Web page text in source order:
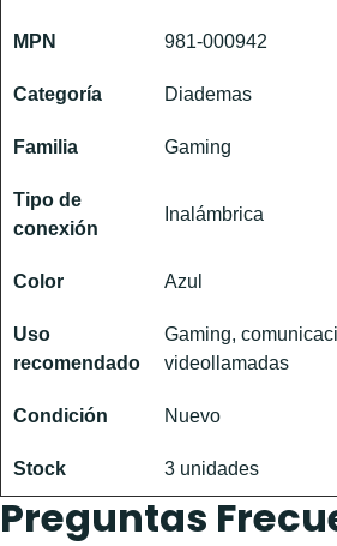
MPN 981-000942
Categoría Diademas
Familia Gaming
Tipo de
conexión
Inalámbrica
Color Azul
Uso
recomendado
Gaming,
videollamadas
Condición Nuevo
Stock 3 unidades
Preguntas